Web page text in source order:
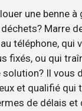
une benne à
Marre
téléphone, qui
fixés, ou qui
solution? Il vous
et qualifié qui
de délais et